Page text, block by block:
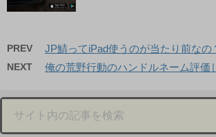
PREV JP鯖ってiPad使うのが当たり前なの
NEXT 俺の荒野行動のハンドルネーム評価